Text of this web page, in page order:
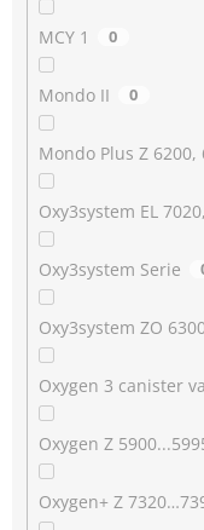
MCY 1 0
Mondo II 0
Mondo Plus Z 6200,
Oxy3system EL
Oxy3system Serie
Oxy3system ZO
Oxygen 3 canister
Oxygen Z
Oxygen+ Z